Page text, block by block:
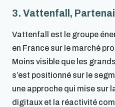
3. Vattenfall,
Vattenfall est le groupe
en France sur le marché
Moins visible que les
s’est positionné sur le
une approche qui mise sur
digitaux et la réactivité